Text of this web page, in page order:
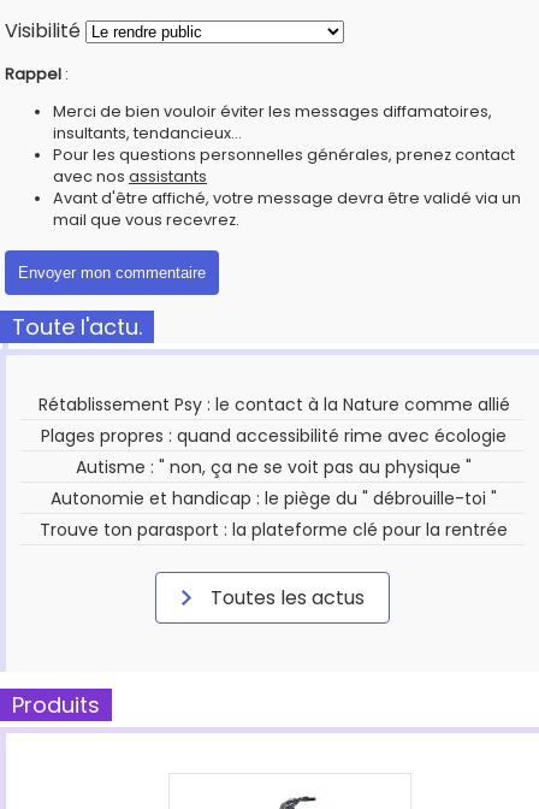
Visibilité
Rappel :
Merci de bien vouloir éviter les messages diffamatoires,
insultants, tendancieux...
Pour les questions personnelles générales, prenez contact
avec nos assistants
Avant d'être affiché, votre message devra être validé via un
mail que vous recevrez.
Toute l'actu.
Rétablissement Psy : le contact à la Nature comme allié
Plages propres : quand accessibilité rime avec écologie
Autisme : " non, ça ne se voit pas au physique "
Autonomie et handicap : le piège du " débrouille-toi "
Trouve ton parasport : la plateforme clé pour la rentrée
Toutes les actus
Produits